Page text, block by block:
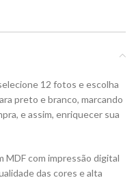
12 fotos e escolha
preto e branco, marcando
e assim, enriquecer sua
MDF com impressão digital
das cores e alta